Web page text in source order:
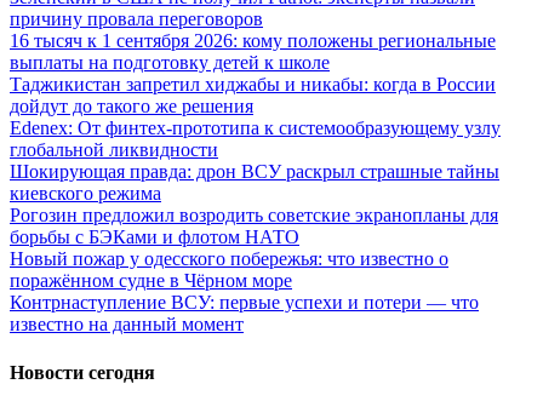
причину провала переговоров
16 тысяч к 1 сентября 2026: кому положены региональные
выплаты на подготовку детей к школе
Таджикистан запретил хиджабы и никабы: когда в России
дойдут до такого же решения
Edenex: От финтех-прототипа к системообразующему узлу
глобальной ликвидности
Шокирующая правда: дрон ВСУ раскрыл страшные тайны
киевского режима
Рогозин предложил возродить советские экранопланы для
борьбы с БЭКами и флотом НАТО
Новый пожар у одесского побережья: что известно о
поражённом судне в Чёрном море
Контрнаступление ВСУ: первые успехи и потери — что
известно на данный момент
Новости сегодня